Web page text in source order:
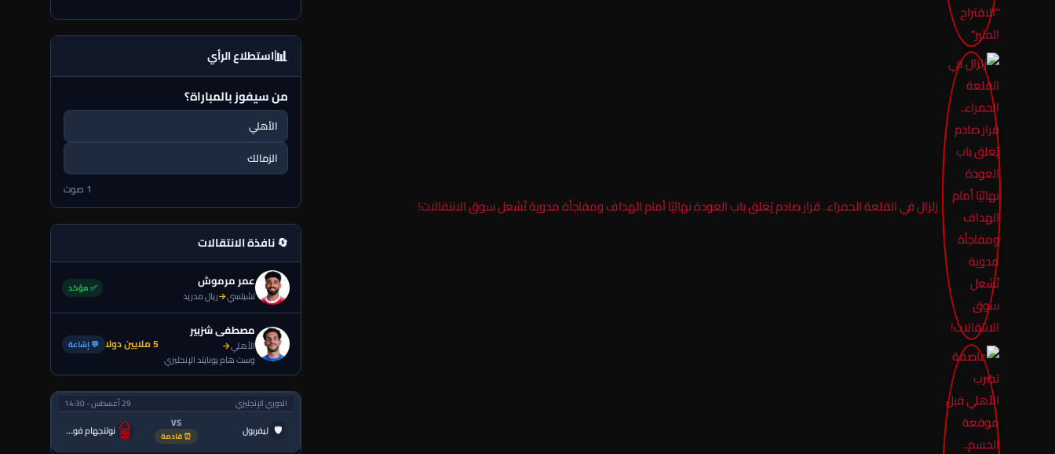
زلزال في القلعة الحمراء.. قرار صادم يُغلق باب العودة نهائيًا أمام الهداف ومفاجأة مدوية تُشعل سوق الانتقالات!
📊استطلاع الرأي
من سيفوز بالمباراة؟
الأهلي
الزمالك
1 صوت
🔄 نافذة الانتقالات
عمر مرموش
تشيلسي→ريال مدريد
✅ مؤكد
مصطفى شزبير
الأهلي→
وست هام يونايتد الإنجليزي
5 ملايين دولا 💬 إشاعة
الدوري الإنجليزي 29 أغسطس - 14:30
🛡 ليفربول VS
⏰ قادمة نوتنجهام فورست